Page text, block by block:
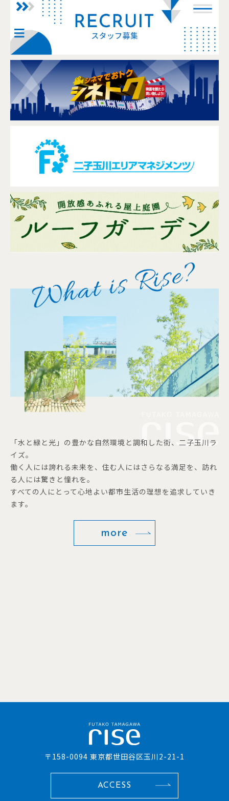
「水と緑と光」の豊かな自然環境と調和した街、二子玉川ラ
イズ。
働く人には誇れる未来を、住む人にはさらなる満足を、訪れ
る人には驚きと憧れを。
すべての人にとって心地よい都市生活の理想を追求していき
ます。
more
〒158-0094 東京都世田谷区玉川2-21-1
ACCESS